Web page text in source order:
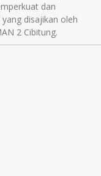
dan
disajikan oleh
2 Cibitung.